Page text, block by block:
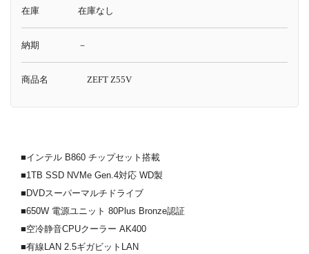
在庫 在庫なし
納期 －
商品名 ZEFT Z55V
■インテル B860 チップセット搭載
■1TB SSD NVMe Gen.4対応 WD製
■DVDスーパーマルチドライブ
■650W 電源ユニット 80Plus Bronze認証
■空冷静音CPUクーラー AK400
■有線LAN 2.5ギガビットLAN